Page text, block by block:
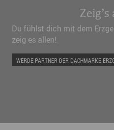
Du fühlst dich mit dem
zeig es allen!
WERDE PARTNER DER DACHMARKE